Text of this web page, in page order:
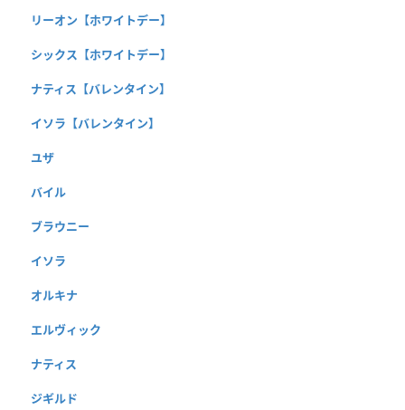
リーオン【ホワイトデー】
シックス【ホワイトデー】
ナティス【バレンタイン】
イソラ【バレンタイン】
ユザ
バイル
ブラウニー
イソラ
オルキナ
エルヴィック
ナティス
ジギルド